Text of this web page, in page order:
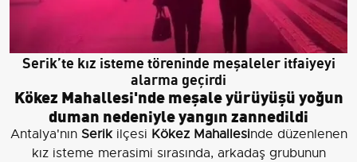
Serik’te kız isteme töreninde meşaleler itfaiyeyi
alarma geçirdi
Kökez Mahallesi'nde meşale yürüyüşü yoğun
duman nedeniyle yangın zannedildi
Antalya'nın Serikilçesi Kökez Mahallesinde düzenlenen
kız isteme merasimi sırasında, arkadaş grubunun